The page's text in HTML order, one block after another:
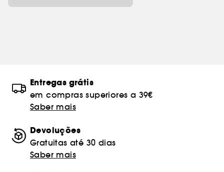
Entregas grátis
em compras superiores a 39€
Saber mais
Devoluções
Gratuitas até 30 dias
Saber mais